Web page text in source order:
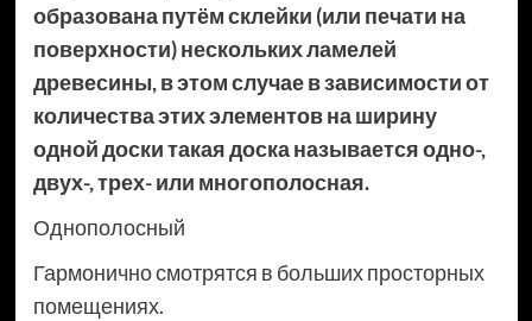
образована путём склейки (или печати на
поверхности) нескольких ламелей
древесины, в этом случае в зависимости от
количества этих элементов на ширину
одной доски такая доска называется одно-,
двух-, трех- или многополосная.
Однополосный
Гармонично смотрятся в больших просторных
помещениях.